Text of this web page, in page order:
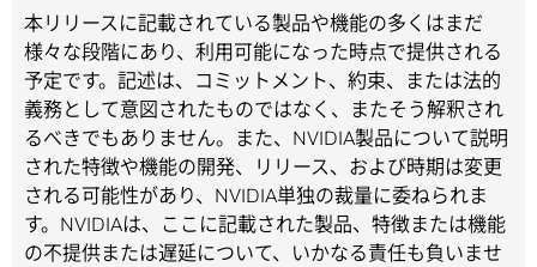
本リリースに記載されている製品や機能の多くはまだ
様々な段階にあり、利用可能になった時点で提供される
予定です。記述は、コミットメント、約束、または法的
義務として意図されたものではなく、またそう解釈され
るべきでもありません。また、NVIDIA製品について説明
された特徴や機能の開発、リリース、および時期は変更
される可能性があり、NVIDIA単独の裁量に委ねられま
す。NVIDIAは、ここに記載された製品、特徴または機能
の不提供または遅延について、いかなる責任も負いませ